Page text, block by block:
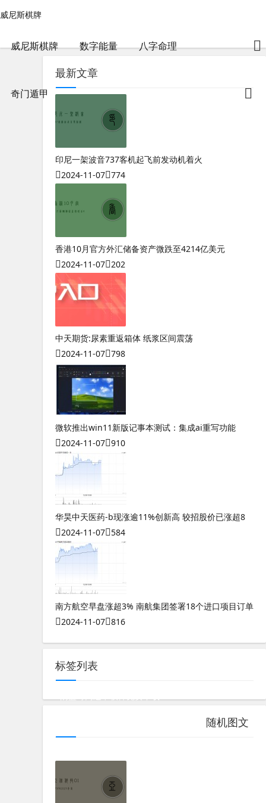
威尼斯棋牌
威尼斯棋牌 数字能量 八字命理
奇门遁甲
威尼斯棋牌
最新文章
印尼一架波音737客机起飞前发动机着火
2024-11-07 774
香港10月官方外汇储备资产微跌至4214亿美元
2024-11-07 202
中天期货:尿素重返箱体 纸浆区间震荡
2024-11-07 798
微软推出win11新版记事本测试：集成ai重写功能
2024-11-07 910
华昊中天医药-b现涨逾11%创新高 较招股价已涨超8
2024-11-07 584
南方航空早盘涨超3% 南航集团签署18个进口项目订单
2024-11-07 816
标签列表
随机图文